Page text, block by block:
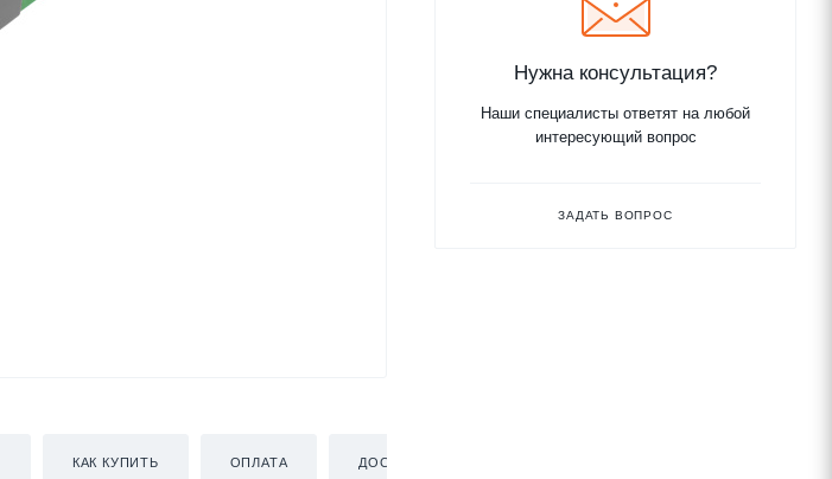
КАК КУПИТЬ ОПЛАТА ДОСТАВКА
Нужна консультация?
Наши специалисты ответят на любой
интересующий вопрос
ЗАДАТЬ ВОПРОС